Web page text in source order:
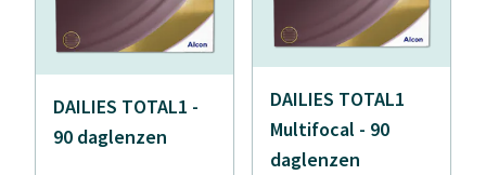
DAILIES TOTAL1 -
90 daglenzen
DAILIES TOTAL1
Multifocal - 90
daglenzen